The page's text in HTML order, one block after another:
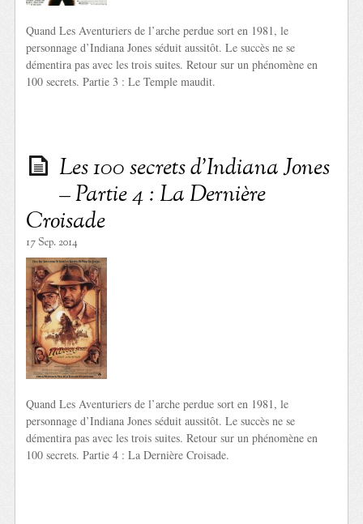
Quand Les Aventuriers de l’arche perdue sort en 1981, le
personnage d’Indiana Jones séduit aussitôt. Le succès ne se
démentira pas avec les trois suites. Retour sur un phénomène en
100 secrets. Partie 3 : Le Temple maudit.
Les 100 secrets d’Indiana Jones
– Partie 4 : La Dernière
Croisade
17 Sep. 2014
Quand Les Aventuriers de l’arche perdue sort en 1981, le
personnage d’Indiana Jones séduit aussitôt. Le succès ne se
démentira pas avec les trois suites. Retour sur un phénomène en
100 secrets. Partie 4 : La Dernière Croisade.